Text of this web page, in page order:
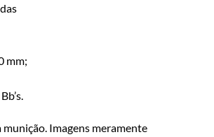
mm;
Imagens meramente